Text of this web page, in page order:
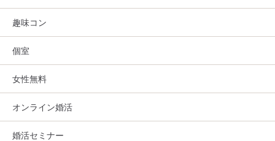
趣味コン
個室
女性無料
オンライン婚活
婚活セミナー